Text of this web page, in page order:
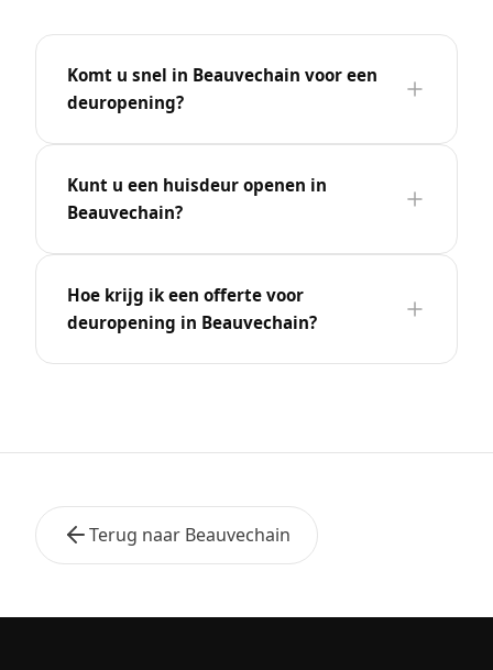
Komt u snel in Beauvechain voor een
deuropening?
Kunt u een huisdeur openen in
Beauvechain?
Hoe krijg ik een offerte voor
deuropening in Beauvechain?
Terug naar Beauvechain